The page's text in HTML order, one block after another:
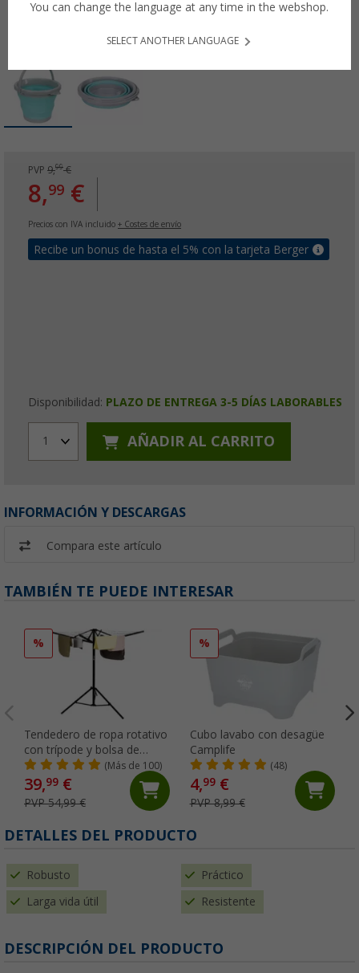
PVP 9,99€
8,99 €
Precios con IVA incluido + Costes de envío
Recibe un bonus de hasta el 5% con la tarjeta Berger
Disponibilidad: PLAZO DE ENTREGA 3-5 DÍAS LABORABLES
1 AÑADIR AL CARRITO
INFORMACIÓN Y DESCARGAS
Compara este artículo
TAMBIÉN TE PUEDE INTERESAR
%
Tendedero de ropa rotativo
con trípode y bolsa de
almacenaje color negro
(Más de 100)
39,99 €
PVP 54,99 €
%
Cubo lavabo con desagüe
Camplife
(48)
4,99€
PVP 8,99 €
DETALLES DEL PRODUCTO
Robusto Práctico
Larga vida útil Resistente
DESCRIPCIÓN DEL PRODUCTO
You can change the language at any time in the webshop.
SELECT ANOTHER LANGUAGE